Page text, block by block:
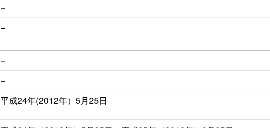
−
−
−
−
平成24年(2012年）5月25日